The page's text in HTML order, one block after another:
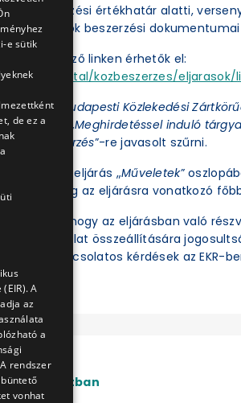
a közbeszerzési értékhatár alatti,
Az eljárások beszerzési
a következő linken érhetők el:
portal/kozbeszerzes/eljarasok/
a „
Budapesti Közlekedési
a „Meghirdetéssel induló
alatti beszerzés”-re javasolt szűrni.
az adott eljárás „Műveletek”
meg az eljárásra vonatkozó
a figyelmet, hogy az eljárásban való
és ajánlat összeállítására
kapcsolatos kérdések az EKR-
Folyamatban
e sütik
de ez a
A
az
a
rendszer
vonhat